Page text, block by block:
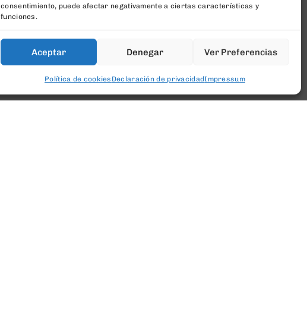
consentimiento, puede afectar negativamente a ciertas características y
funciones.
Aceptar Denegar Ver Preferencias
Política de cookies Declaración de privacidadImpressum